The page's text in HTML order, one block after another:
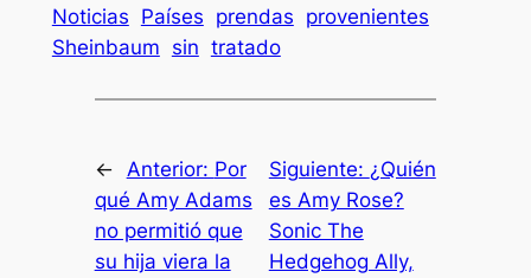
Noticias Países prendas provenientes
Sheinbaum sin tratado
← Anterior: Por
qué Amy Adams
no permitió que
su hija viera la
Siguiente: ¿Quién
es Amy Rose?
Sonic The
Hedgehog Ally,